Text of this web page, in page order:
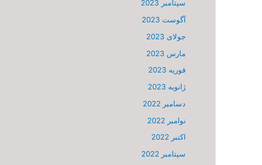
سپتامبر 2023
آگوست 2023
جولای 2023
مارس 2023
فوریه 2023
ژانویه 2023
دسامبر 2022
نوامبر 2022
اکتبر 2022
سپتامبر 2022